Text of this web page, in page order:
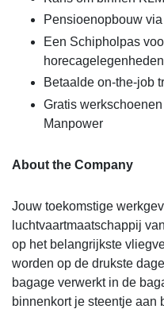
Pensioenopbouw
Een Schipholpas
Betaalde on-the-job
Gratis
Manpower
About the Company
Jouw toekomstige
luchtvaartmaatschappij
op het belangrijkste
worden op de drukste
bagage verwerkt in de
binnenkort je steentje aan